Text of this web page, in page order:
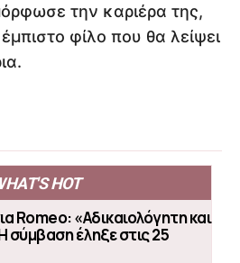
την καριέρα της,
φίλο που θα λείψει
HOT
Romeo: «Αδικαιολόγητη και
σύμβαση έληξε στις 25